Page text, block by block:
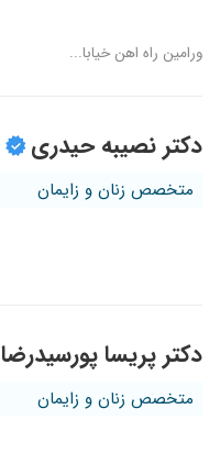
ورامین راه اهن خیابا...
دکتر نصیبه حیدری
متخصص زنان و زایمان
دکتر پریسا پورسیدرضا
متخصص زنان و زایمان